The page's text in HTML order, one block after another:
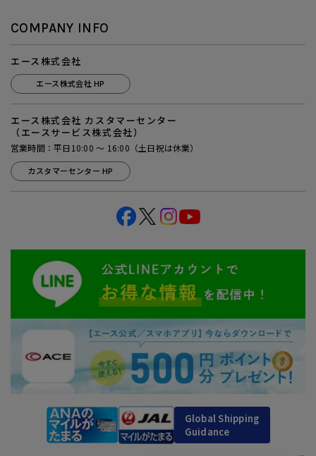
COMPANY INFO
エース株式会社
エース株式会社 HP
エース株式会社 カスタマーセンター
（エースサービス株式会社）
営業時間：平日10:00 ～ 16:00（土日祝は休業）
カスタマーセンター HP
Global Shipping
Guidance